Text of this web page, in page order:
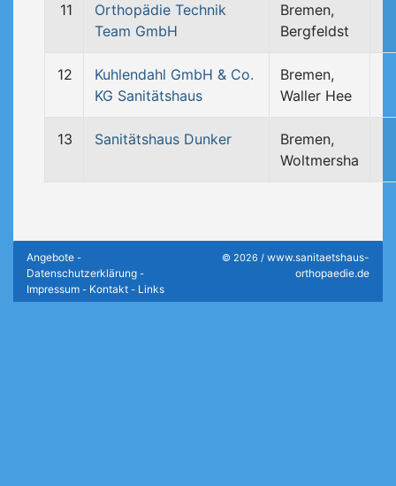
11
Orthopädie Technik
Team GmbH
Bremen,
Bergfeldst
12
Kuhlendahl GmbH & Co.
KG Sanitätshaus
Bremen,
Waller Hee
13 Sanitätshaus Dunker
Bremen,
Woltmersha
Angebote -
Datenschutzerklärung -
Impressum - Kontakt - Links
© 2026 / www.sanitaetshaus-
orthopaedie.de